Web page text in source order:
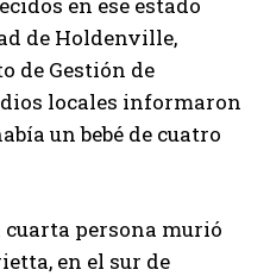
de Holdenville,
de Gestión de
locales informaron
un bebé de cuatro
cuarta persona murió
en el sur de